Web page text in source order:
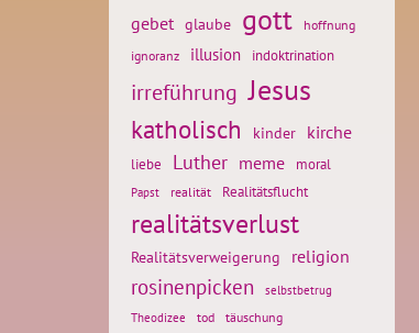
gebet glaube gott
hoffnung
ignoranz
illusion indoktrination
irreführung Jesus
katholisch kinder kirche
liebe Luther meme moral
Papst realität Realitätsflucht
realitätsverlust
Realitätsverweigerung religion
rosinenpicken
selbstbetrug
Theodizee
tod täuschung